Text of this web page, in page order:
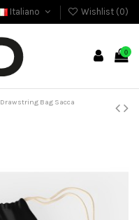
Italiano Wishlist (0)
0
Drawstring Bag Sacca